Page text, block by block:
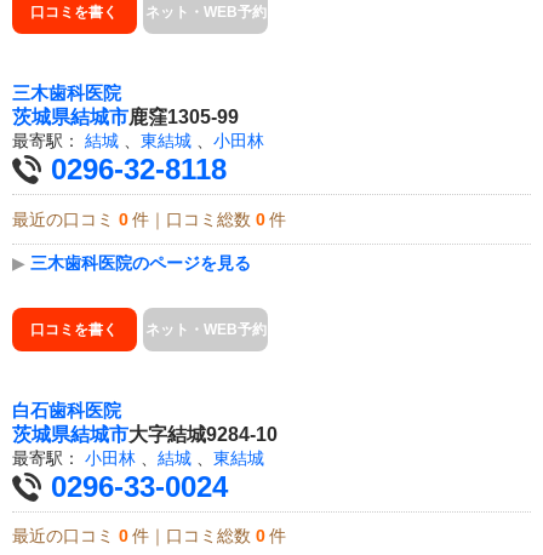
口コミを書く ネット・WEB予約
三木歯科医院
茨城県結城市鹿窪1305-99
最寄駅： 結城 、 東結城 、 小田林
0296-32-8118
最近の口コミ 0 件｜口コミ総数 0 件
▶ 三木歯科医院のページを見る
口コミを書く ネット・WEB予約
白石歯科医院
茨城県結城市大字結城9284-10
最寄駅： 小田林 結城 東結城
0296-33-0024
最近の口コミ 0 件｜口コミ総数 0 件